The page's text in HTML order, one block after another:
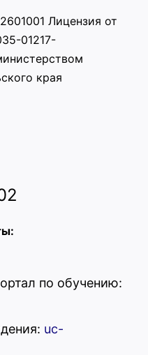
Лицензия от
01217-
края
по обучению:
uc-